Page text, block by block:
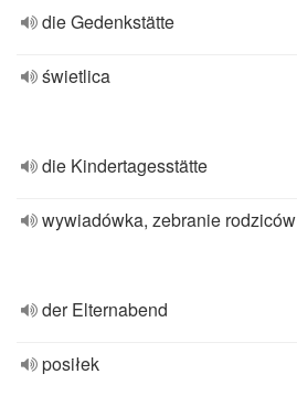
die Gedenkstätte
świetlica
die Kindertagesstätte
wywiadówka, zebranie rodziców
der Elternabend
posiłek